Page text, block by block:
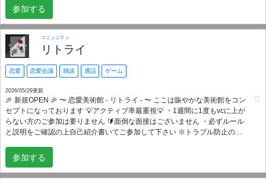
バーの立場からサーバーに要望可能！ ⛧ 荒らし対策もばっちり！ 【こんな
人にオススメ👍】 ⛧ 通話がしたい！ ⛧ 趣味が合う友達がほしい！ ⛧ 暇な
時間を埋めたい！ ⛧ ネットで恋愛がしてみたい！ 【参加条件】 ・中学生
以上 ・最低限のマナーがある方 なんと今なら古参ロールを入手可能！？ サ
ーバー開設したてでメンバーが少ないので是非参加お願いします‼️
参加する
コミュニティ
リトライ
恋愛 恋愛会議 雑談 通話 ゲーム
2026/05/29更新
🎉 新規OPEN 🎉 〜 恋愛美術館 - リトライ - 〜 ここは賑やかな美術館をコン
セプトになっております 💡アクティブ率最重視💡 ・1週間に1度もvcに上が
らない方のご参加は要りません 🔰面倒な面接はございません ・必ずルール
と説明をご確認の上自己紹介書いてご参加して下さい ※トラブル防止の
加】になりますが、すぐに対応させて頂きますので 待つ時間なくご参加出
来ます ✅参加条件 ・男女共に満20歳以上〜 ・最低限のマナーを守れる方
・常識がある方 ・日本語通じる方 ⚠️禁止事項 ・迷惑行為は全てBAN ・他
参加する